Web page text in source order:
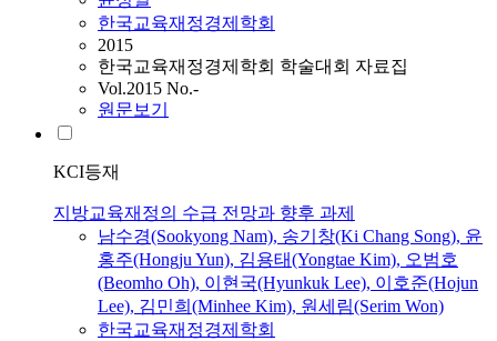
한국교육재정경제학회
2015
한국교육재정경제학회 학술대회 자료집
Vol.2015 No.-
원문보기
KCI등재
지방교육재정의 수급 전망과 향후 과제
남수경(Sookyong Nam), 송기창(Ki Chang Song), 윤
홍주(Hongju Yun), 김용태(Yongtae Kim), 오범호
(Beomho Oh), 이현국(Hyunkuk Lee), 이호준(Hojun
Lee), 김민희(Minhee Kim), 원세림(Serim Won)
한국교육재정경제학회